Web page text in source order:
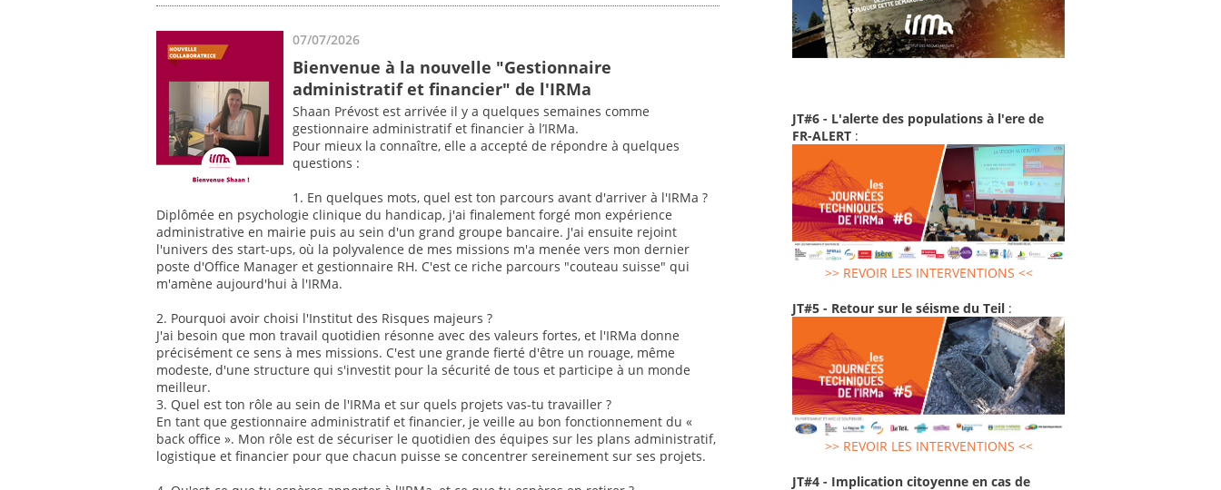
07/07/2026
Bienvenue à la nouvelle "Gestionnaire
administratif et financier" de l'IRMa
Shaan Prévost est arrivée il y a quelques semaines comme
gestionnaire administratif et financier à l’IRMa.
Pour mieux la connaître, elle a accepté de répondre à quelques
questions :
1. En quelques mots, quel est ton parcours avant d'arriver à l'IRMa ?
Diplômée en psychologie clinique du handicap, j'ai finalement forgé mon expérience
administrative en mairie puis au sein d'un grand groupe bancaire. J'ai ensuite rejoint
l'univers des start-ups, où la polyvalence de mes missions m'a menée vers mon dernier
poste d'Office Manager et gestionnaire RH. C'est ce riche parcours "couteau suisse" qui
m'amène aujourd'hui à l'IRMa.
2. Pourquoi avoir choisi l'Institut des Risques majeurs ?
J'ai besoin que mon travail quotidien résonne avec des valeurs fortes, et l'IRMa donne
précisément ce sens à mes missions. C'est une grande fierté d'être un rouage, même
modeste, d'une structure qui s'investit pour la sécurité de tous et participe à un monde
meilleur.
3. Quel est ton rôle au sein de l'IRMa et sur quels projets vas-tu travailler ?
En tant que gestionnaire administratif et financier, je veille au bon fonctionnement du «
back office ». Mon rôle est de sécuriser le quotidien des équipes sur les plans administratif,
logistique et financier pour que chacun puisse se concentrer sereinement sur ses projets.
JT#6 - L'alerte des populations à l'ere de
FR-ALERT :
>> REVOIR LES INTERVENTIONS <<
JT#5 - Retour sur le séisme du Teil :
>> REVOIR LES INTERVENTIONS <<
JT#4 - Implication citoyenne en cas de